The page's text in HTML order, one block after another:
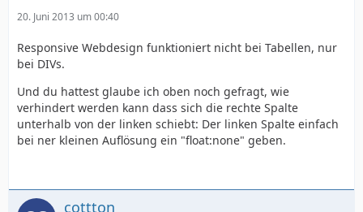
20. Juni 2013 um 00:40
Responsive Webdesign funktioniert nicht bei Tabellen, nur
bei DIVs.
Und du hattest glaube ich oben noch gefragt, wie
verhindert werden kann dass sich die rechte Spalte
unterhalb von der linken schiebt: Der linken Spalte einfach
bei ner kleinen Auflösung ein "float:none" geben.
cottton